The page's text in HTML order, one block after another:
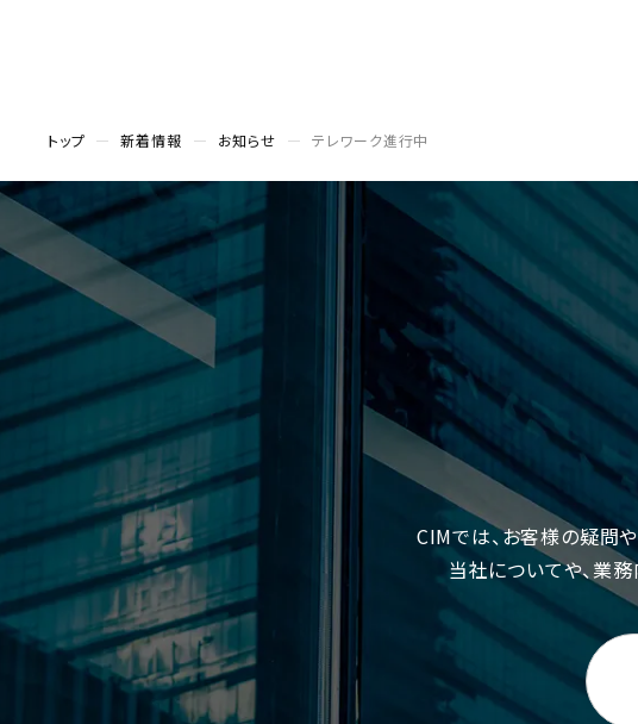
トップ 新着情報 お知らせ テレワーク進行中
CIMでは、お客様の疑問
当社についてや、業